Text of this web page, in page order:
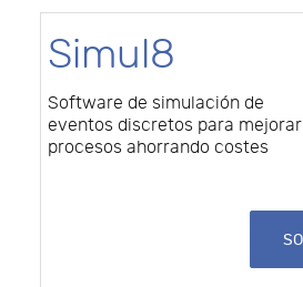
Simul8
Software de simulación de
eventos discretos para mejorar
procesos ahorrando costes